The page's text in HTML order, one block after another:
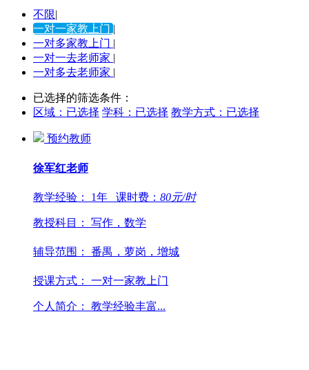
不限|
一对一家教上门|
一对多家教上门 |
一对一去老师家 |
一对多去老师家 |
已选择的筛选条件：
区域： 已选择 学科： 已选择 教学方式： 已选择
预约教师
徐军红老师
教学经验： 1年 课时费： 80元/时
教授科目： 写作，数学
辅导范围： 番禺，萝岗，增城
授课方式： 一对一家教上门
个人简介： 教学经验丰富...